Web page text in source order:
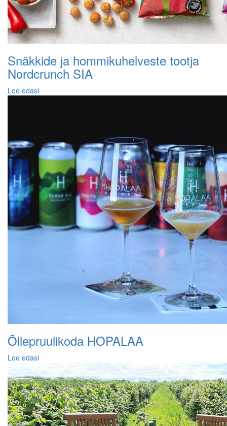
Snäkkide ja hommikuhelveste tootja
Nordcrunch SIA
Loe edasi
Õllepruulikoda HOPALAA
Loe edasi